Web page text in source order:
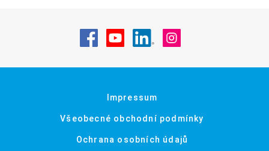
Navštivte nás na Facebook
Navštivte nás na YouTube
Navštivte nás na
Impressum
Všeobecné obchodní podmínky
Ochrana osobních údajů